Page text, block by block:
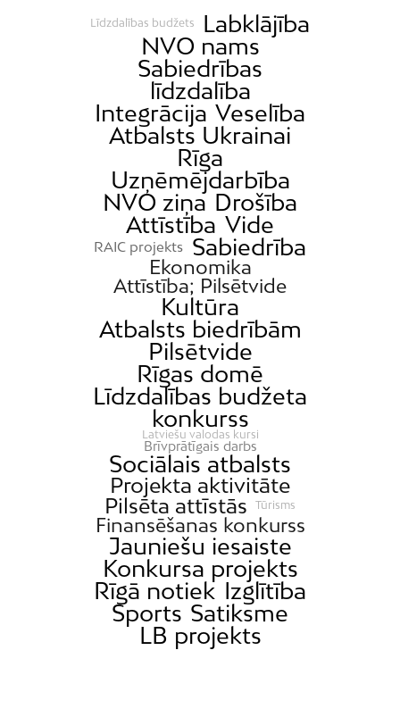
Līdzdalības budžets
Labklājība
NVO nams
Sabiedrības
līdzdalība
Integrācija Veselība
Atbalsts Ukrainai
Rīga
Uzņēmējdarbība
NVO ziņa Drošība
Attīstība Vide
RAIC projekts Sabiedrība
Ekonomika
Attīstība; Pilsētvide
Kultūra
Atbalsts biedrībām
Pilsētvide
Rīgas domē
Līdzdalības budžeta
konkurss
Latviešu valodas kursi
Brīvprātīgais darbs
Sociālais atbalsts
Projekta aktivitāte
Pilsēta attīstās
Tūrisms
Finansēšanas konkurss
Jauniešu iesaiste
Konkursa projekts
Rīgā notiek Izglītība
Sports Satiksme
LB projekts